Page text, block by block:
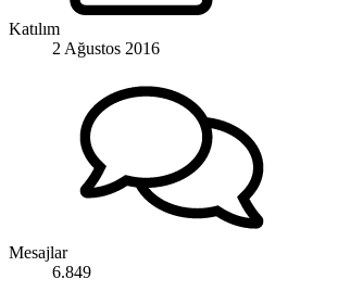
Katılım
2 Ağustos 2016
Mesajlar
6.849